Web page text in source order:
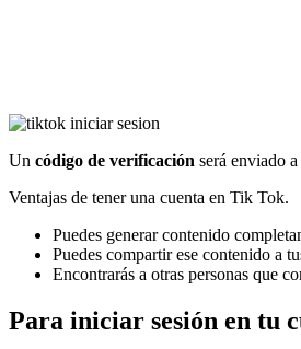
Un código de verificación será enviado
Ventajas de tener una cuenta en Tik Tok.
Puedes generar contenido
Puedes compartir ese contenido a
Encontrarás a otras personas que
Para iniciar sesión en tu